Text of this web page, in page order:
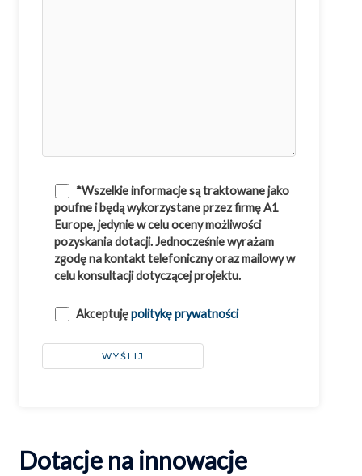
*Wszelkie informacje są traktowane jako
poufne i będą wykorzystane przez firmę A1
Europe, jedynie w celu oceny możliwości
pozyskania dotacji. Jednocześnie wyrażam
zgodę na kontakt telefoniczny oraz mailowy w
celu konsultacji dotyczącej projektu.
Akceptujępolitykę prywatności
Dotacje na innowacje